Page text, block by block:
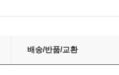
배송/반품/교환